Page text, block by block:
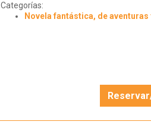
Categorías:
Novela fantástica, de aventuras